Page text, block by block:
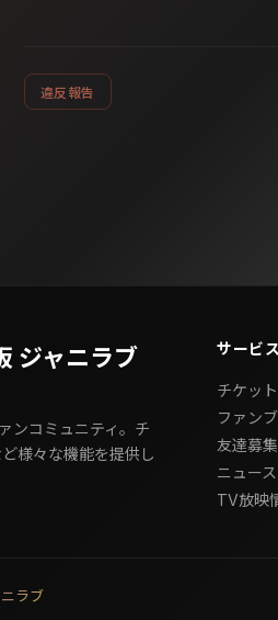
違反報告
ジャニラブ
ンコミュニティ。チ
様々な機能を提供し
サービス
チケッ
ファン
友達募集
ニュース
TV放映
ラブ